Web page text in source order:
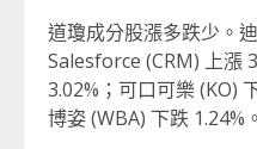
道瓊成分股漲多跌少。
Salesforce (CRM) 上漲
3.02%；可口可樂 (KO)
博姿 (WBA) 下跌 1.24%。